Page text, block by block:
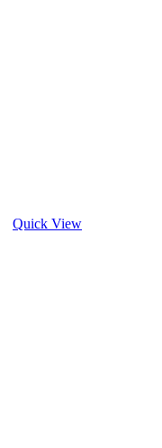
Quick View